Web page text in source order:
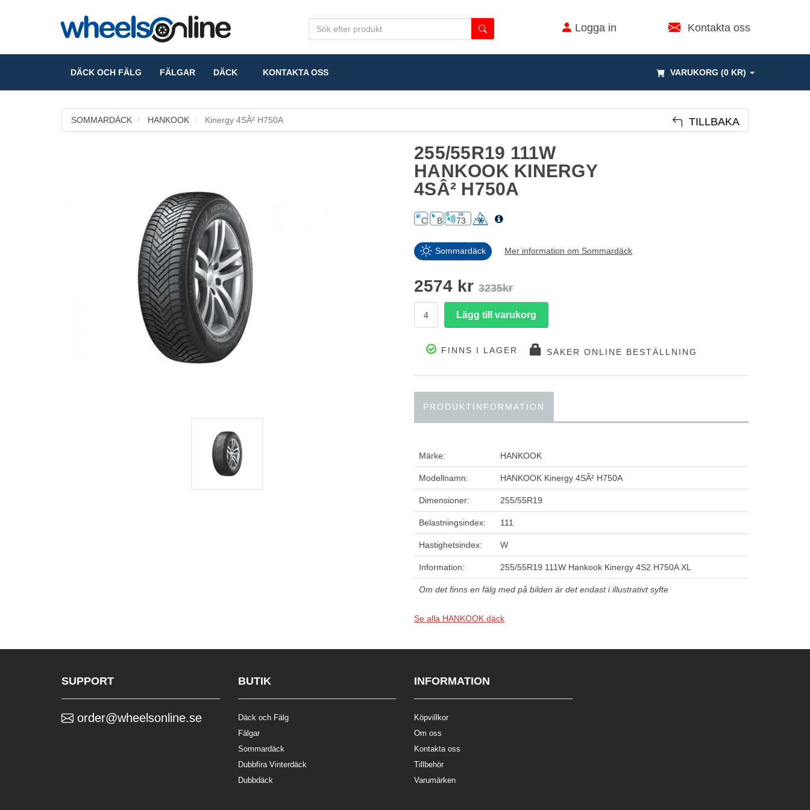
Logga in Kontakta oss
VARUKORG (0 KR)
DÄCK OCH FÄLG FÄLGAR DÄCK KONTAKTA OSS
SOMMARDÄCK HANKOOK Kinergy 4SÂ² H750A TILLBAKA
255/55R19 111W
HANKOOK KINERGY
4SÂ² H750A
C B 73
Sommardäck Mer information om Sommardäck
2574 kr 3235kr
FINNS I LAGER SÄKER ONLINE BESTÄLLNING
PRODUKTINFORMATION
Märke: HANKOOK
Modellnamn: HANKOOK Kinergy 4SÂ² H750A
Dimensioner: 255/55R19
Belastningsindex: 111
Hastighetsindex: W
Information: 255/55R19 111W Hankook Kinergy 4S2 H750A XL
Om det finns en fälg med på bilden är det endast i illustrativt syfte
Se alla HANKOOK däck
SUPPORT
order@wheelsonline.se
BUTIK
Däck och Fälg
Fälgar
Sommardäck
Dubbfira Vinterdäck
Dubbdäck
INFORMATION
Köpvillkor
Om oss
Kontakta oss
Tillbehör
Varumärken